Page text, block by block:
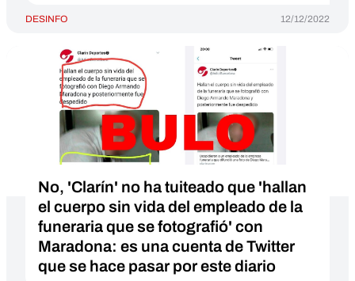
DESINFO 12/12/2022
No, 'Clarín' no ha tuiteado que 'hallan
el cuerpo sin vida del empleado de la
funeraria que se fotografió' con
Maradona: es una cuenta de Twitter
que se hace pasar por este diario